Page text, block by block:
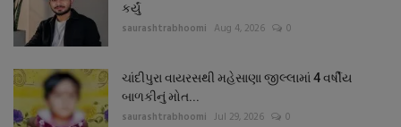
કર્યું
saurashtrabhoomi Aug 4, 2026 0
ચાંદીપુરા વાયરસથી મહેસાણા જીલ્લામાં 4 વર્ષીય
બાળકીનું મોત...
saurashtrabhoomi Jul 29, 2026 0